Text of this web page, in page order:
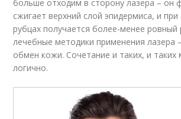
больше отходим в сторону лазера – он
сжигает верхний слой эпидермиса, и
рубцах получается более-менее ровный
лечебные методики применения лазера
обмен кожи. Сочетание и таких, и таких
логично.